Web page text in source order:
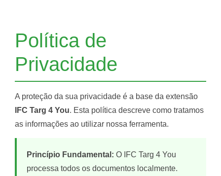
Política de
Privacidade
A proteção da sua privacidade é a base da extensão
IFC Targ 4 You. Esta política descreve como tratamos
as informações ao utilizar nossa ferramenta.
Princípio Fundamental: O IFC Targ 4 You
processa todos os documentos localmente.